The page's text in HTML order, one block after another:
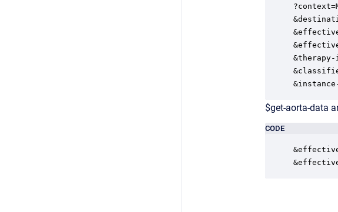
$get-aorta-data
CODE